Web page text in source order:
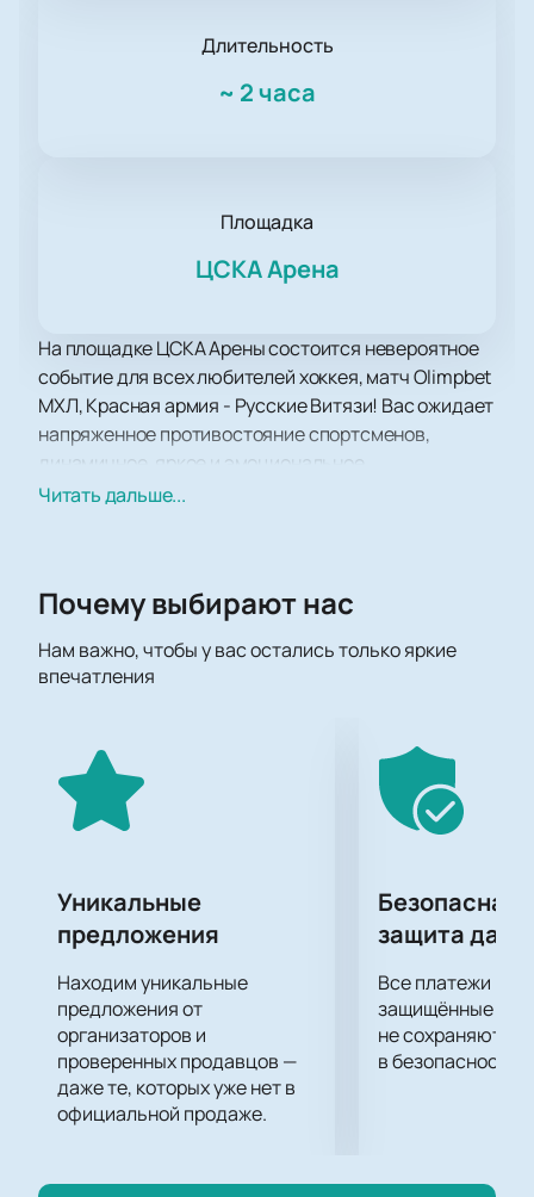
Длительность
~ 2 часа
Площадка
ЦСКА Арена
На площадке ЦСКА Арены состоится невероятное
событие для всех любителей хоккея, матч Olimpbet
МХЛ, Красная армия - Русские Витязи! Вас ожидает
напряженное противостояние спортсменов,
динамичное, яркое и эмоциональное.
Вас ожидают несколько часов напряженного,
воля к победе и стремление, словом, настоящие
В центре событий вы окажетесь наравне с
участниками состязания, ведь ваша поддержка с
самих спортсменов. Не упустите ни одного важного
момента из противостояния соперников! Вы точно
будете сидеть на трибунах затаив дыхание.
У вас есть редкая возможность ощутить себя
ЦСКА Арены. Ваши эмоции, поддержка на трибунах
помогут спортсменам показать все, на что они
способны, ради достижения цели. Любовь и
поддержка болельщиков важна для них не менее
собственной подготовки и профессионализма.
Читать дальше...
Почему выбирают нас
Нам важно, чтобы у вас остались только яркие
впечатления
Уникальные
предложения
Находим уникальные
предложения от
организаторов и
проверенных продавцов —
даже те, которых уже нет в
официальной продаже.
Безопасная
защита
Все платежи
защищённые
не сохраняются
в безопасности.